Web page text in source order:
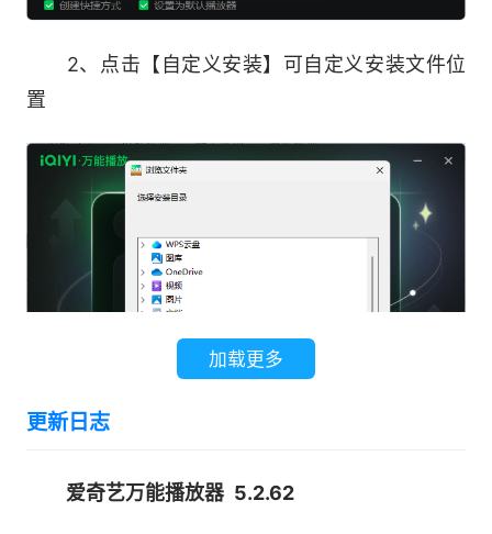
纯净安装
无广告无捆绑，纯粹的本地播放器
2、点击【自定义安装】可自定义安装文件位
置
3、正在安装爱奇艺万能播放器
加载更多
更新日志
爱奇艺万能播放器 5.2.62